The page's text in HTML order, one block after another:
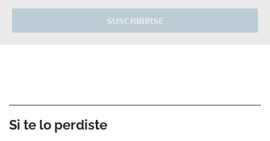
SUSCRIBIRSE
Si te lo perdiste